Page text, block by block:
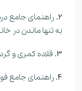
راهنمای جامع
به تنها ماندن در
قلاده کمری و
راهنمای جامع